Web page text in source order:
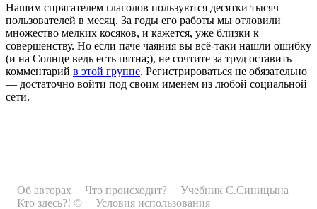
Нашим спрягателем глаголов пользуются десятки тысяч
пользователей в месяц. За годы его работы мы отловили
множество мелких косяков, и кажется, уже близки к
совершенству. Но если паче чаяния вы всё-таки нашли ошибку
(и на Солнце ведь есть пятна;), не сочтите за труд оставить
комментарий в этой группе. Регистрироваться не обязательно
— достаточно войти под своим именем из любой социальной
сети.
Об авторах Что происходит?
Учебник С.Синицына
Кто здесь?! ©
Условия использования